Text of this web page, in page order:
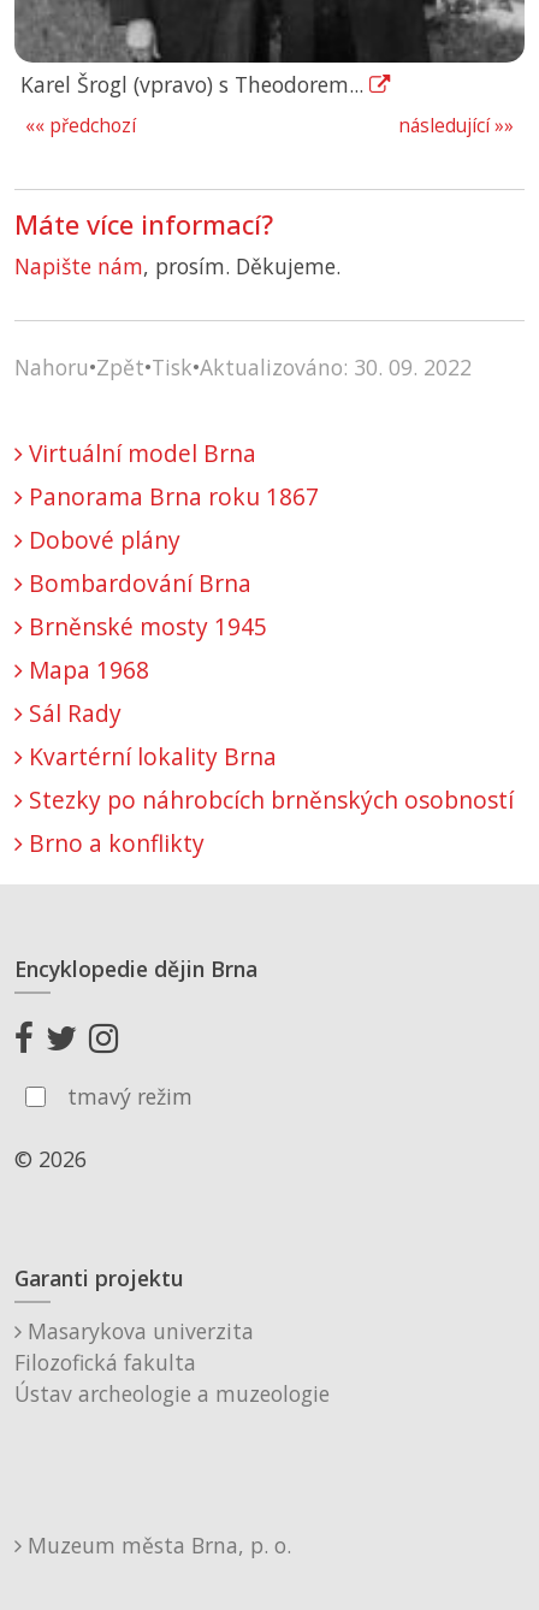
Karel Šrogl (vpravo) s Theodorem...
následující »»
«« předchozí
Máte více informací?
Napište nám, prosím. Děkujeme.
Nahoru•Zpět•Tisk•Aktualizováno: 30. 09. 2022
Virtuální model Brna
Panorama Brna roku 1867
Dobové plány
Bombardování Brna
Brněnské mosty 1945
Mapa 1968
Sál Rady
Kvartérní lokality Brna
Stezky po náhrobcích brněnských osobností
Brno a konflikty
Encyklopedie dějin Brna
tmavý režim
© 2026
Garanti projektu
Masarykova univerzita
Filozofická fakulta
Ústav archeologie a muzeologie
Muzeum města Brna, p. o.